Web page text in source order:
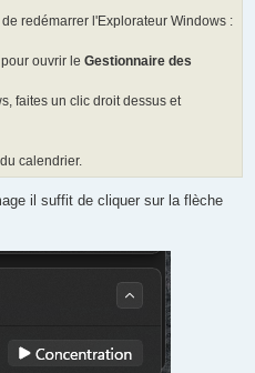
redémarrer l'Explorateur Windows :
ouvrir le Gestionnaire des
faites un clic droit dessus et
calendrier.
il suffit de cliquer sur la flèche